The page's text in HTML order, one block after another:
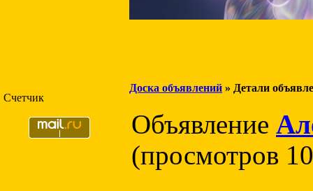
Счетчик
Доска объявлений » Детали
Объявление
(просмотров